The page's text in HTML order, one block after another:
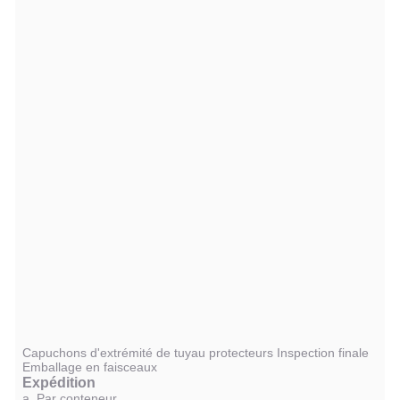
Capuchons d'extrémité de tuyau protecteurs Inspection finale
Emballage en faisceaux
Expédition